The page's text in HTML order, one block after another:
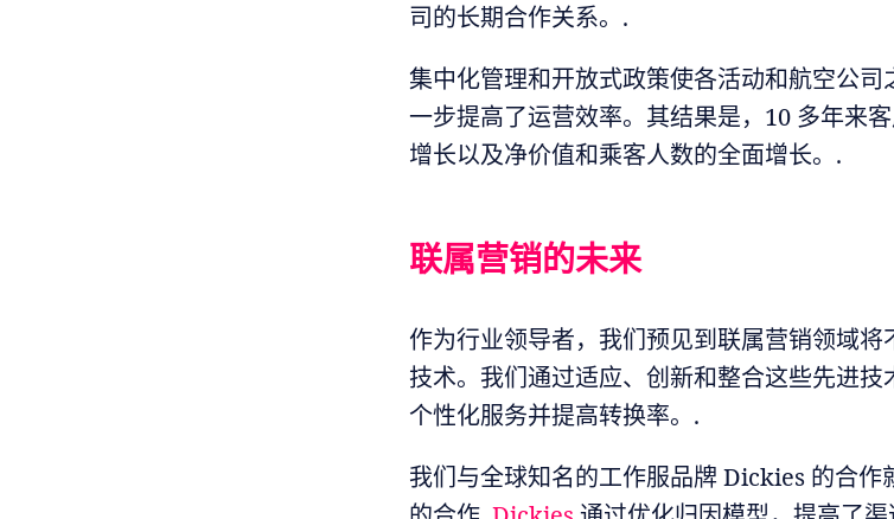
司的长期合作关系。.
集中化管理和开放式政策使各活动和航空公
一步提高了运营效率。其结果是，10 多年来
增长以及净价值和乘客人数的全面增长。.
联属营销的未来
作为行业领导者，我们预见到联属营销领域
技术。我们通过适应、创新和整合这些先进
个性化服务并提高转换率。.
我们与全球知名的工作服品牌 Dickies 的合作